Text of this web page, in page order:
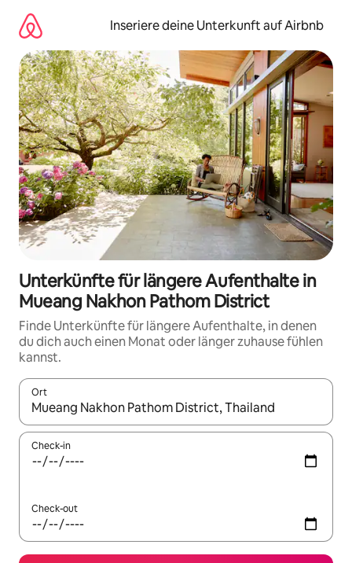
Inhalten
springen
Inseriere deine Unterkunft auf Airbnb
Unterkünfte für längere Aufenthalte in
Mueang Nakhon Pathom District
Finde Unterkünfte für längere Aufenthalte, in denen
du dich auch einen Monat oder länger zuhause fühlen
kannst.
Ort
Wenn Ergebnisse verfügbar sind, navigiere mit den
Check-in
Check-out